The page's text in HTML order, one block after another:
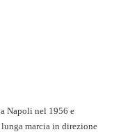
Napoli nel 1956 e
marcia in direzione